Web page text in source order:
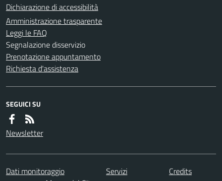
Dichiarazione di accessibilità
Amministrazione trasparente
Leggi le FAQ
Segnalazione disservizio
Prenotazione appuntamento
Richiesta d'assistenza
SEGUICI SU
Newsletter
Dati monitoraggio Servizi
Credits